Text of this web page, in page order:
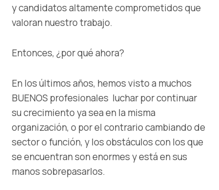
y candidatos altamente comprometidos que
valoran nuestro trabajo.
Entonces, ¿por qué ahora?
En los últimos años, hemos visto a muchos
BUENOS profesionales luchar por continuar
su crecimiento ya sea en la misma
organización, o por el contrario cambiando de
sector o función, y los obstáculos con los que
se encuentran son enormes y está en sus
manos sobrepasarlos.